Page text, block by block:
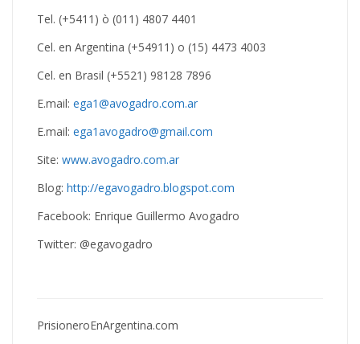
Tel. (+5411) ò (011) 4807 4401
Cel. en Argentina (+54911) o (15) 4473 4003
Cel. en Brasil (+5521) 98128 7896
E.mail: ega1@avogadro.com.ar
E.mail: ega1avogadro@gmail.com
Site: www.avogadro.com.ar
Blog: http://egavogadro.blogspot.com
Facebook: Enrique Guillermo Avogadro
Twitter: @egavogadro
PrisioneroEnArgentina.com